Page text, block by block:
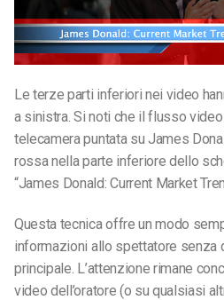
Le terze parti inferiori nei video
a sinistra. Si noti che il flusso
telecamera puntata su James
rossa nella parte inferiore dello
“James Donald: Current Market
Questa tecnica offre un modo
informazioni allo spettatore senza
principale. L’attenzione rimane
video dell’oratore (o su qualsiasi